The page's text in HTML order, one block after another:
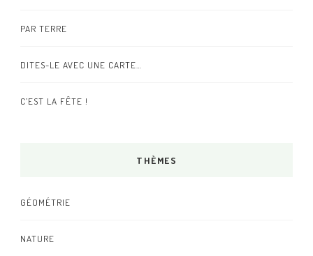
PAR TERRE
DITES-LE AVEC UNE CARTE…
C’EST LA FÊTE !
THÈMES
GÉOMÉTRIE
NATURE